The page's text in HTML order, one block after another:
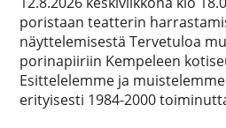
poristaan teatterin
näyttelemisestä Tervetuloa
porinapiiriin Kempeleen
Esittelelemme ja
erityisesti 1984-2000